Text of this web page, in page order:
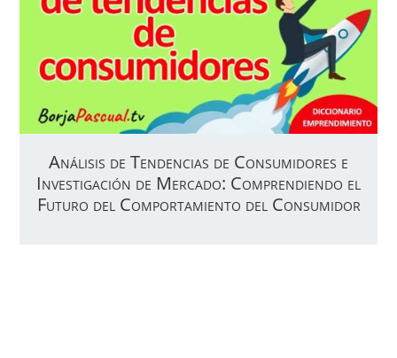
Análisis de Tendencias de Consumidores e
Investigación de Mercado: Comprendiendo el
Futuro del Comportamiento del Consumidor